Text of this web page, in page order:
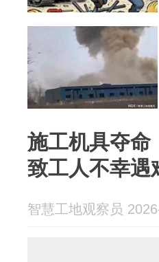
施工机具夺命
致工人不幸遇
智慧工地观察员